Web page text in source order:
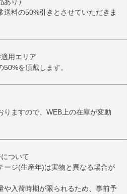
料の50%引きとさせていただきま
用エリア
を頂戴します。
りますので、WEB上の在庫が変動
ついて
ージ(生産年)は実物と異なる場合が
や入荷時期が限られるため、事前予